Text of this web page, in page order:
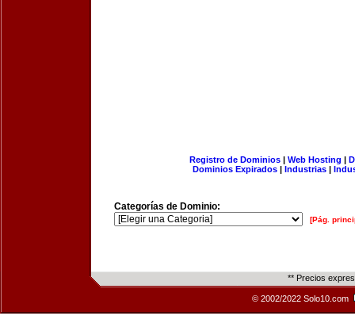
Registro de Dominios| Web Hosting |
Dominios Expirados | Industrias |
Categorías de Dominio:
[Pág.
** Precios
© 2002/2022 Solo10.com